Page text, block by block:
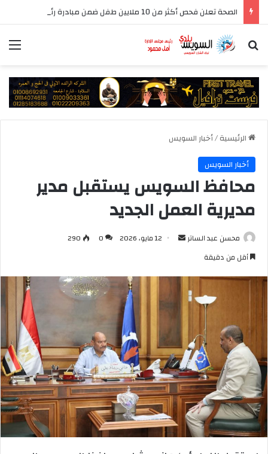
بحث عن
الرئيسية/أخبار السويس
أخبار السويس
محافظ السويس يستقبل مدير
مديرية العمل الجديد
محسن عبد الساتر
أرسل 12 مايو، 2026 0
290
أقل من دقيقة